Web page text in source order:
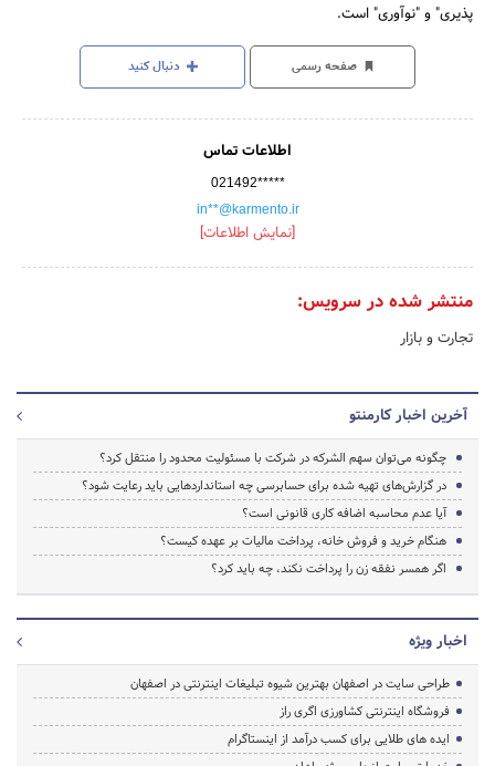
پذیری" و "نوآوری" است.
صفحه رسمی دنبال کنید
اطلاعات تماس
021492*****
in**@karmento.ir
[نمایش اطلاعات]
منتشر شده در سرویس:
تجارت و بازار
آخرین اخبار کارمنتو
چگونه می‌توان سهم الشرکه در شرکت با مسئولیت محدود را منتقل کرد؟
در گزارش‌های تهیه شده برای حسابرسی چه استانداردهایی باید رعایت شود؟
آیا عدم محاسبه اضافه کاری قانونی است؟
هنگام خرید و فروش خانه، پرداخت مالیات بر عهده کیست؟
اگر همسر نفقه زن را پرداخت نکند، چه باید کرد؟
اخبار ویژه
طراحی سایت در اصفهان بهترین شیوه تبلیغات اینترنتی در اصفهان
فروشگاه اینترنتی کشاورزی اگری راز
ایده های طلایی برای کسب درآمد از اینستاگرام